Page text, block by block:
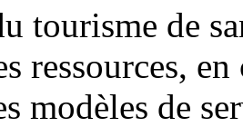
tourisme de
ressources,
modèles de